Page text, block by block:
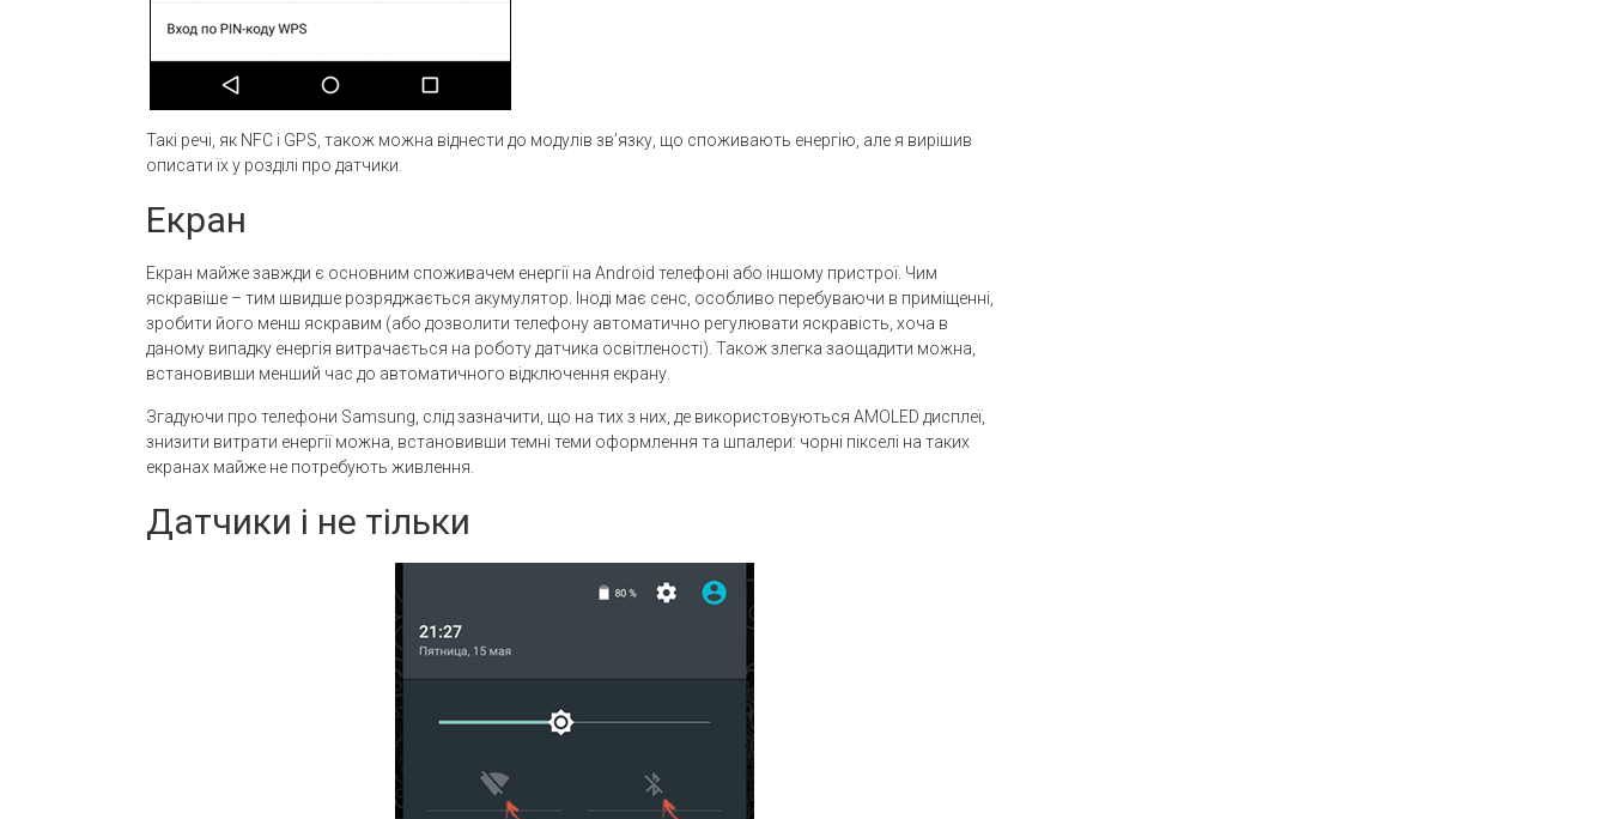
Такі речі, як NFC і GPS, також можна віднести до модулів зв’язку, що споживають енергію, але я вирішив
описати їх у розділі про датчики.
Екран
Екран майже завжди є основним споживачем енергії на Android телефоні або іншому пристрої. Чим
яскравіше – тим швидше розряджається акумулятор. Іноді має сенс, особливо перебуваючи в приміщенні,
зробити його менш яскравим (або дозволити телефону автоматично регулювати яскравість, хоча в
даному випадку енергія витрачається на роботу датчика освітленості). Також злегка заощадити можна,
встановивши менший час до автоматичного відключення екрану.
Згадуючи про телефони Samsung, слід зазначити, що на тих з них, де використовуються AMOLED дисплеї,
знизити витрати енергії можна, встановивши темні теми оформлення та шпалери: чорні пікселі на таких
екранах майже не потребують живлення.
Датчики і не тільки